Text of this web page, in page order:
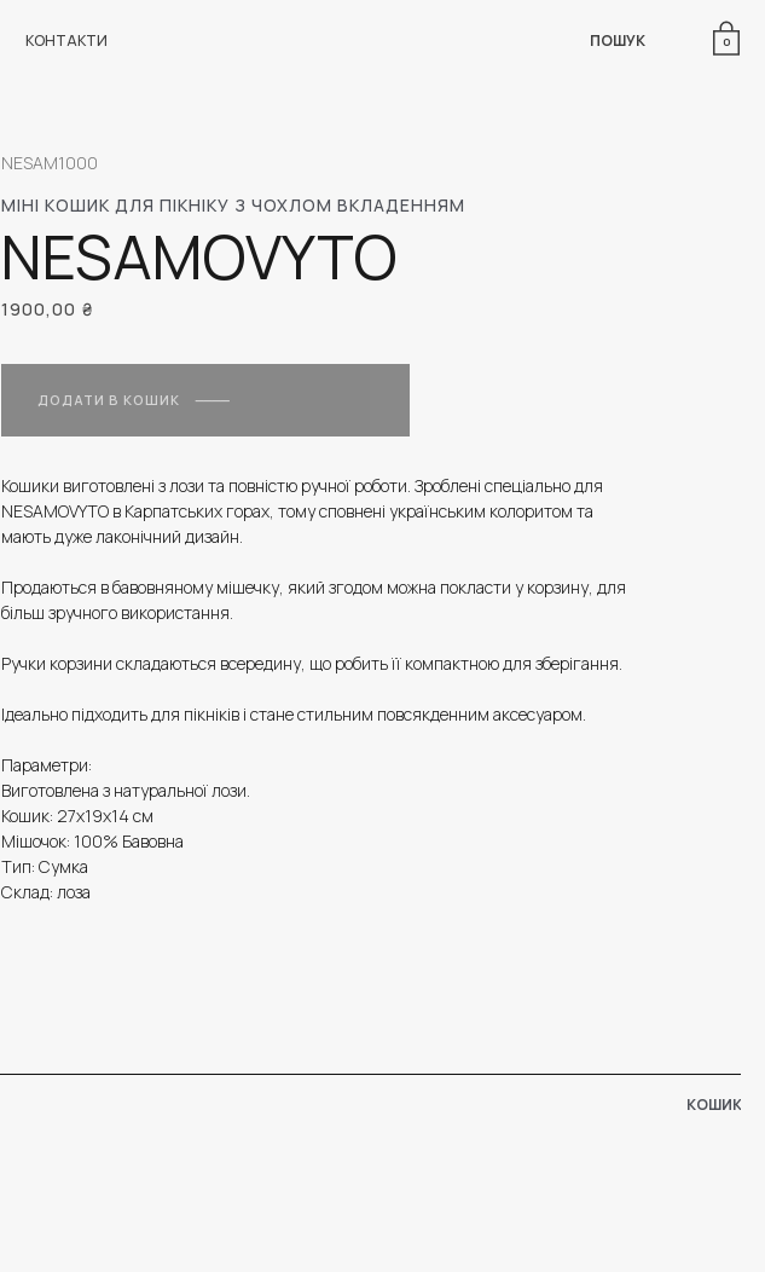
КОНТАКТИ ПОШУК 0
МІНІ КОШИК ДЛЯ ПІКНІКУ З ЧОХЛОМ ВКЛАДЕННЯМ
NESAMOVYTO
NESAM1000
1900,00 ₴
ДОДАТИ В КОШИК
Кошики виготовлені з лози та повністю ручної роботи. Зроблені спеціально для
NESAMOVYTO в Карпатських горах, тому сповнені українським колоритом та
мають дуже лаконічний дизайн.
Продаються в бавовняному мішечку, який згодом можна покласти у корзину, для
більш зручного використання.
Ручки корзини складаються всередину, що робить її компактною для зберігання.
Ідеально підходить для пікніків і стане стильним повсякденним аксесуаром.
Параметри:
Виготовлена з натуральної лози.
Кошик: 27х19х14 см
Мішочок: 100% Бавовна
Тип: Сумка
Склад: лоза
КОШИК